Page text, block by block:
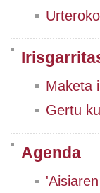
Maketa
Gertu
Agenda